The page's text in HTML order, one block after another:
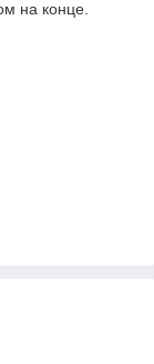
на конце.